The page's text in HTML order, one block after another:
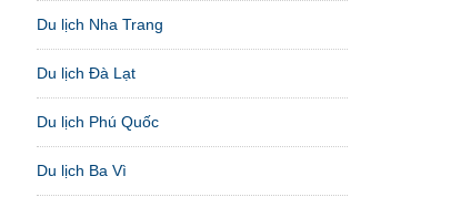
Du lịch Nha Trang
Du lịch Đà Lạt
Du lịch Phú Quốc
Du lịch Ba Vì